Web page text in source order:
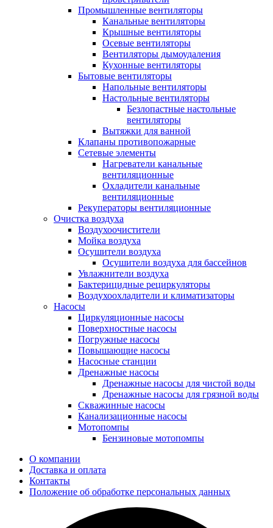
Промышленные вентиляторы
Канальные вентиляторы
Крышные вентиляторы
Осевые вентиляторы
Вентиляторы дымоудаления
Кухонные вентиляторы
Бытовые вентиляторы
Напольные вентиляторы
Настольные вентиляторы
Безлопастные настольные
вентиляторы
Вытяжки для ванной
Клапаны противопожарные
Сетевые элементы
Нагреватели канальные
вентиляционные
Охладители канальные
вентиляционные
Рекуператоры вентиляционные
Очистка воздуха
Воздухоочистители
Мойка воздуха
Осушители воздуха
Осушители воздуха для бассейнов
Увлажнители воздуха
Бактерицидные рециркуляторы
Воздухоохладители и климатизаторы
Насосы
Циркуляционные насосы
Поверхностные насосы
Погружные насосы
Повышающие насосы
Насосные станции
Дренажные насосы
Дренажные насосы для чистой воды
Дренажные насосы для грязной воды
Скважинные насосы
Канализационные насосы
Мотопомпы
Бензиновые мотопомпы
О компании
Доставка и оплата
Контакты
Положение об обработке персональных данных